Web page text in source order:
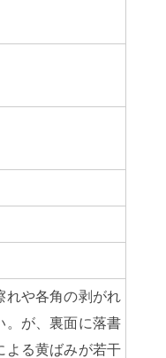
れや各角の剥がれ
。が、裏面に落書
よる黄ばみが若干